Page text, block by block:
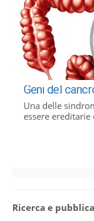
Geni del
Una delle
essere
Ricerca e